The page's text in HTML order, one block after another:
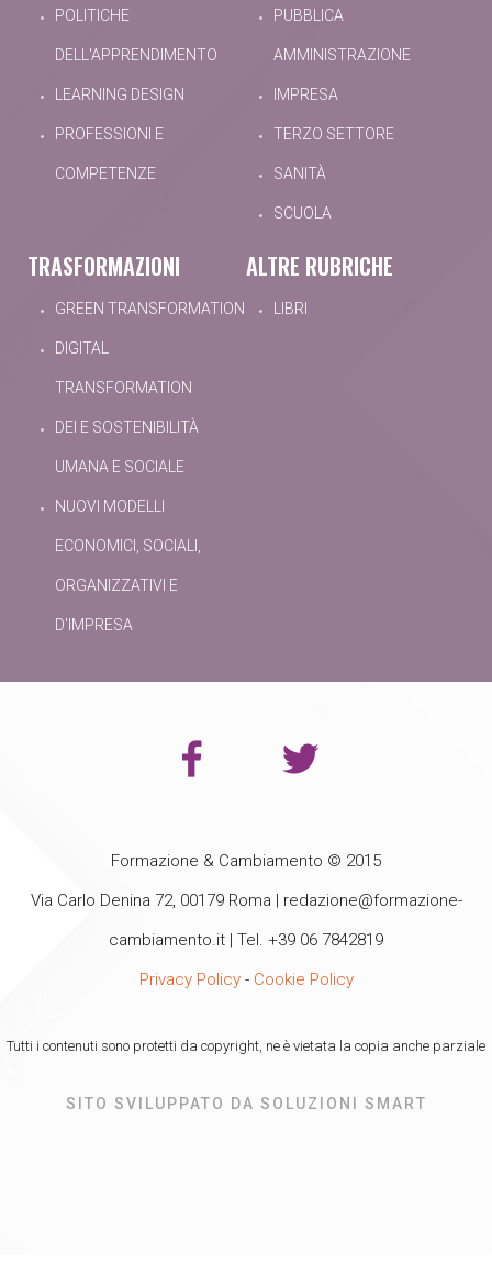
POLITICHE
DELL'APPRENDIMENTO
LEARNING DESIGN
PROFESSIONI E
COMPETENZE
PUBBLICA
AMMINISTRAZIONE
IMPRESA
TERZO SETTORE
SANITÀ
SCUOLA
TRASFORMAZIONI
GREEN TRANSFORMATION
DIGITAL
TRANSFORMATION
DEI E SOSTENIBILITÀ
UMANA E SOCIALE
NUOVI MODELLI
ECONOMICI, SOCIALI,
ORGANIZZATIVI E
D'IMPRESA
ALTRE RUBRICHE
LIBRI
Formazione & Cambiamento © 2015
Via Carlo Denina 72, 00179 Roma | redazione@formazione-
cambiamento.it | Tel. +39 06 7842819
Privacy Policy- Cookie Policy
Tutti i contenuti sono protetti da copyright, ne è vietata la copia anche parziale
SITO SVILUPPATO DA SOLUZIONI SMART